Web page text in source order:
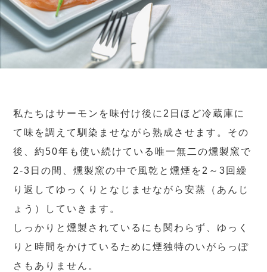
私たちはサーモンを味付け後に2日ほど冷蔵庫に
て味を調えて馴染ませながら熟成させます。その
後、約50年も使い続けている唯一無二の燻製窯で
2-3日の間、燻製窯の中で風乾と燻煙を2～3回繰
り返してゆっくりとなじませながら安蒸（あんじ
ょう）していきます。
しっかりと燻製されているにも関わらず、ゆっく
りと時間をかけているために煙独特のいがらっぽ
さもありません。